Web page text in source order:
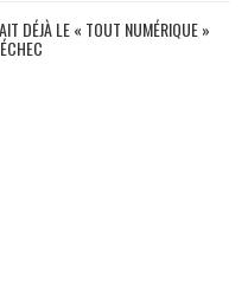
DÉJÀ LE « TOUT NUMÉRIQUE »